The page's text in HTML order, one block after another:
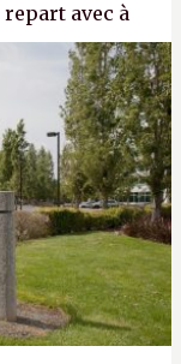
avec à
toujours plus
mais ça
braque pas